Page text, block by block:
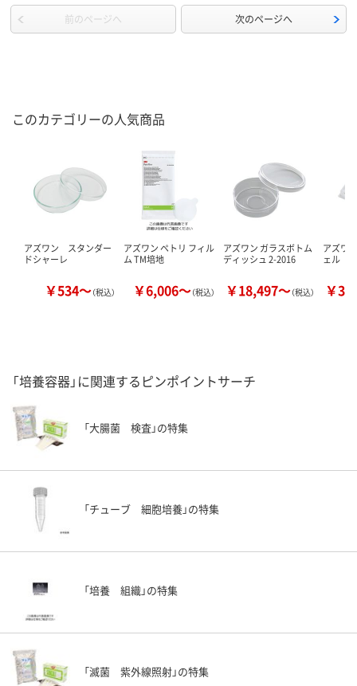
前のページへ 次のページへ
このカテゴリーの人気商品
アズワン スタンダー
ドシャーレ
￥534～（税込）
アズワン ペトリ フィル
ム TM培地
￥6,006～（税込）
アズワン ガラスボトム
ディッシュ 2-2016
￥18,497～（税込）
アズワ
ェル
￥
「培養容器」に関連するピンポイントサーチ
「大腸菌 検査」の特集
「チューブ 細胞培養」の特集
「培養 組織」の特集
「滅菌 紫外線照射」の特集